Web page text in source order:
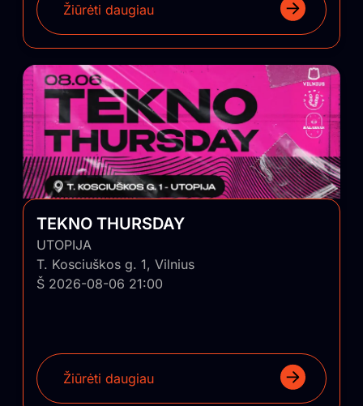
Žiūrėti daugiau
TEKNO THURSDAY
UTOPIJA
T. Kosciuškos g. 1, Vilnius
Š 2026-08-06 21:00
Žiūrėti daugiau